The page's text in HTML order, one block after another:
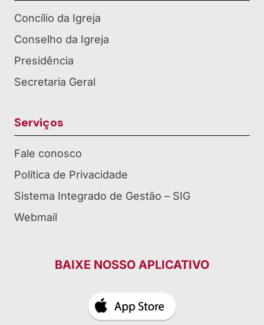
Concílio da Igreja
Conselho da Igreja
Presidência
Secretaria Geral
Serviços
Fale conosco
Política de Privacidade
Sistema Integrado de Gestão – SIG
Webmail
BAIXE NOSSO APLICATIVO